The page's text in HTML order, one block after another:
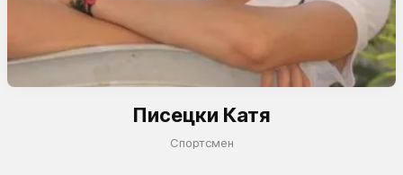
Писецки Катя
Спортсмен